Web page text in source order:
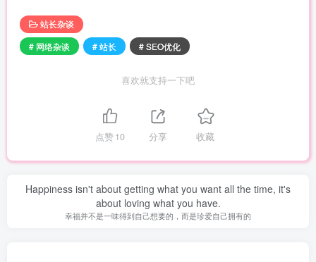
站长杂谈
# 网络杂谈
# 站长 # SEO优化
喜欢就支持一下吧
点赞10 分享 收藏
Happiness isn't about getting what you want all the time, it's
about loving what you have.
幸福并不是一味得到自己想要的，而是珍爱自己拥有的